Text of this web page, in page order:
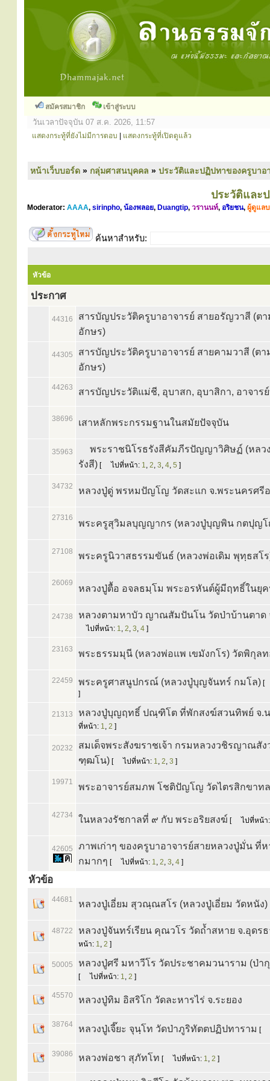
สมัครสมาชิก เข้าสู่ระบบ
วันเวลาปัจจุบัน 07 ส.ค. 2026, 11:57
แสดงกระทู้ที่ยังไม่มีการตอบ แสดงกระทู้ที่เปิดดูแล้ว
หน้าเว็บบอร์ด » กลุ่มศาสนบุคคล » ประวัติและปฏิปทาของครูบาอ
ประวัติและ
Moderator: AAAA, sirinpho, น้องพลอย, Duangtip, วรานนท์, อริยชน, ผู้ดูแล
ค้นหาสำหรับ:
หัวข้อ
ประกาศ
44316
สารบัญประวัติครูบาอาจารย์ สายอรัญวาสี (ต
อักษร)
44305
สารบัญประวัติครูบาอาจารย์ สายคามวาสี (ตา
อักษร)
44263 สารบัญประวัติแม่ชี, อุบาสก, อุบาสิกา, อาจาร
38696 เสาหลักพระกรรมฐานในสมัยปัจจุบัน
35963
พระราชนิโรธรังสีคัมภีรปัญญาวิศิษฏ์ (หลวง
รังสี) [ ไปที่หน้า: 1, 2, 3, 4, 5 ]
34732 หลวงปู่ดู่ พรหมปัญโญ วัดสะแก จ.พระนครศรี
27316
พระครูสุวิมลบุญญากร (หลวงปู่บุญพิน กตปุญ
27108 พระครูนิวาสธรรมขันธ์ (หลวงพ่อเดิม พุทฺธสโ
26069
หลวงปู่ตื้อ อจลธมฺโม พระอรหันต์ผู้มีฤทธิ์ในยุ
24738 หลวงตามหาบัว ญาณสัมปันโน วัดป่าบ้านตาด
ไปที่หน้า: 1, 2, 3, 4 ]
23163 พระธรรมมุนี (หลวงพ่อแพ เขมังกโร) วัดพิกุลท
22459 พระครูศาสนูปกรณ์ (หลวงปู่บุญจันทร์ กมโล) [
]
21313 หลวงปู่บุญฤทธิ์ ปณฺฑิโต ที่พักสงฆ์สวนทิพย์ จ.
ที่หน้า: 1, 2 ]
20232
สมเด็จพระสังฆราชเจ้า กรมหลวงวชิรญาณสัง
ฑฺฒโน) [ ไปที่หน้า: 1, 2, 3 ]
19971 พระอาจารย์สมภพ โชติปัญโญ วัดไตรสิกขาท
42734 ในหลวงรัชกาลที่ ๙ กับ พระอริยสงฆ์ [ ไปที่หน้
42605
ภาพเก่าๆ ของครูบาอาจารย์สายหลวงปู่มั่น ที่ห
กมากๆ [ ไปที่หน้า: 1, 2, 3, 4 ]
หัวข้อ
44681 หลวงปู่เอี่ยม สุวณฺณสโร (หลวงปู่เอี่ยม วัดหนัง)
48722 หลวงปู่จันทร์เรียน คุณวโร วัดถ้ำสหาย จ.อุดร
หน้า: 1, 2 ]
50005 หลวงปู่ศรี มหาวีโร วัดประชาคมวนาราม (ป่ากุ
[ ไปที่หน้า: 1, 2 ]
45570 หลวงปู่ทิม อิสริโก วัดละหารไร่ จ.ระยอง
38764 หลวงปู่เจี๊ยะ จุนฺโท วัดป่าภูริทัตตปฏิปทาราม [
39086 หลวงพ่อชา สุภัทโท [ ไปที่หน้า: 1, 2 ]